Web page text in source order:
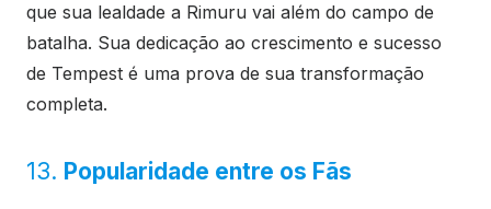
que sua lealdade a Rimuru vai além do campo de
batalha. Sua dedicação ao crescimento e sucesso
de Tempest é uma prova de sua transformação
completa.
13. Popularidade entre os Fãs